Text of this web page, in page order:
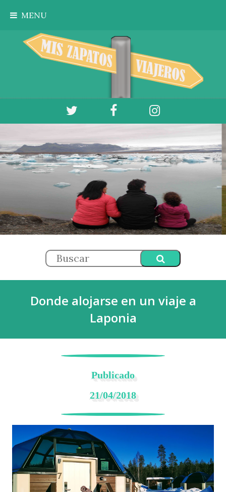
MENU
Donde alojarse en un viaje a
Laponia
Publicado
21/04/2018